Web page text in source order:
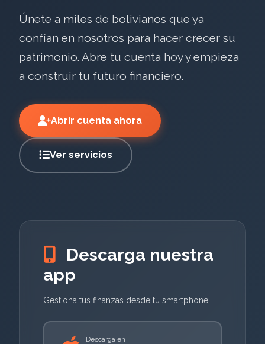
Únete a miles de bolivianos que ya
confían en nosotros para hacer crecer su
patrimonio. Abre tu cuenta hoy y empieza
a construir tu futuro financiero.
Abrir cuenta ahora
Ver servicios
Descarga nuestra
app
Gestiona tus finanzas desde tu smartphone
Descarga en